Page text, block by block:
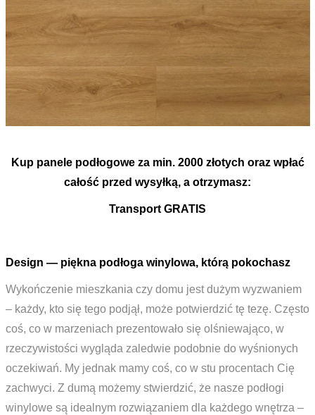
Kup panele podłogowe za min. 2000 złotych oraz wpłać
całość przed wysyłką, a otrzymasz:
Transport GRATIS
Design — piękna podłoga winylowa, którą pokochasz
Wykończenie mieszkania czy domu jest dużym wyzwaniem
– każdy, kto się tego podjął, może potwierdzić tę tezę. Często
coś, co w marzeniach prezentowało się olśniewająco, w
rzeczywistości wygląda zaledwie podobnie do wyśnionych
oczekiwań. My jednak mamy coś, co w stu procentach Cię
zachwyci. Z dumą możemy stwierdzić, że nasze podłogi
winylowe są idealnym rozwiązaniem dla każdego wnętrza –